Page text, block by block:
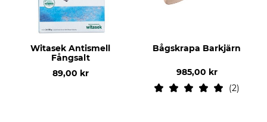
Witasek Antismell
Fångsalt
89,00 kr
Bågskrapa Barkjärn
985,00 kr
2